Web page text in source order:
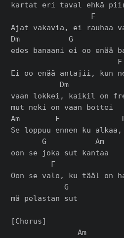
kartat eri taval ehkä
                  F
Ajat vakavia, ei rauhaa
Dm           G
edes banaani ei oo enää
                        F
Ei oo enää antajii, kun
Dm
vaan lokkei, kaikil on
mut neki on vaan bottei
Am        F
Se loppuu ennen ku alkaa,
       G           Am
oon se joka sut kantaa
F
Oon se valo, ku tääl on
            G
mä pelastan sut
[Chorus]
               Am